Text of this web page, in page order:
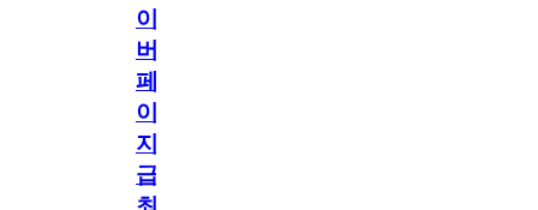
이
버
페
이
지
급!